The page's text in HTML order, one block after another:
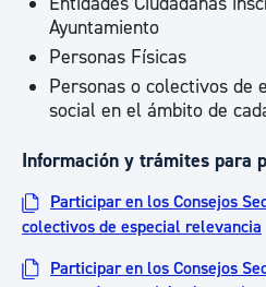
Ayuntamiento
Personas Físicas
Personas o colectivos de
social en el ámbito de
Información y trámites para
Participar en los Consejos
colectivos de especial relevancia
Participar en los Consejos